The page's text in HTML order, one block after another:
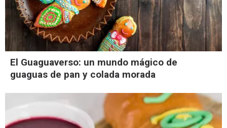
El Guaguaverso: un mundo mágico de
guaguas de pan y colada morada